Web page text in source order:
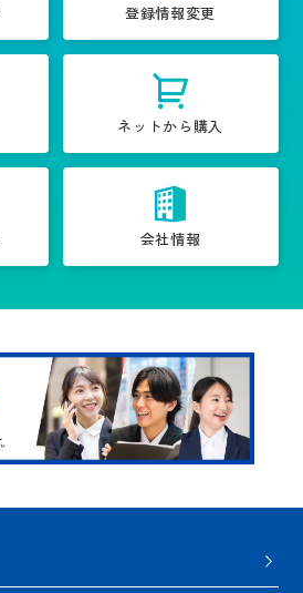
登録情報変更
ネットから購入
会社情報